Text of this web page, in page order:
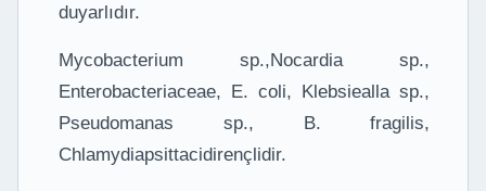
duyarlıdır.
Mycobacterium sp.,Nocardia sp.,
Enterobacteriaceae, E. coli, Klebsiealla sp.,
Pseudomanas sp., B. fragilis,
Chlamydiapsittacidirençlidir.